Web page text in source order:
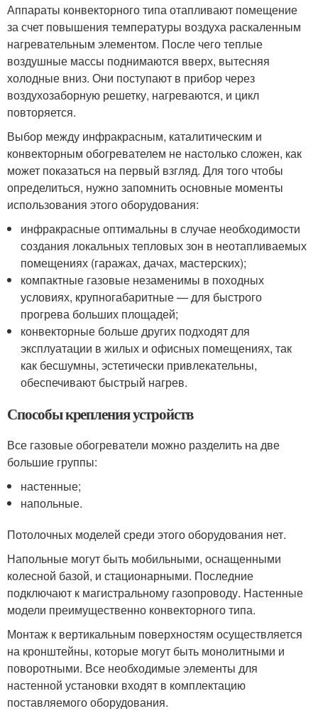
Аппараты конвекторного типа отапливают помещение
за счет повышения температуры воздуха раскаленным
нагревательным элементом. После чего теплые
воздушные массы поднимаются вверх, вытесняя
холодные вниз. Они поступают в прибор через
воздухозаборную решетку, нагреваются, и цикл
повторяется.
Выбор между инфракрасным, каталитическим и
конвекторным обогревателем не настолько сложен, как
может показаться на первый взгляд. Для того чтобы
определиться, нужно запомнить основные моменты
использования этого оборудования:
инфракрасные оптимальны в случае необходимости
создания локальных тепловых зон в неотапливаемых
помещениях (гаражах, дачах, мастерских);
компактные газовые незаменимы в походных
условиях, крупногабаритные — для быстрого
прогрева больших площадей;
конвекторные больше других подходят для
эксплуатации в жилых и офисных помещениях, так
как бесшумны, эстетически привлекательны,
обеспечивают быстрый нагрев.
Способы крепления устройств
Все газовые обогреватели можно разделить на две
большие группы:
настенные;
напольные.
Потолочных моделей среди этого оборудования нет.
Напольные могут быть мобильными, оснащенными
колесной базой, и стационарными. Последние
подключают к магистральному газопроводу. Настенные
модели преимущественно конвекторного типа.
Монтаж к вертикальным поверхностям осуществляется
на кронштейны, которые могут быть монолитными и
поворотными. Все необходимые элементы для
настенной установки входят в комплектацию
поставляемого оборудования.